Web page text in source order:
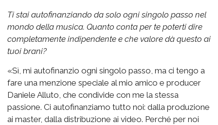
Ti stai autofinanziando da solo ogni singolo passo nel
mondo della musica. Quanto conta per te poterti dire
completamente indipendente e che valore dà questo ai
tuoi brani?
«Sì, mi autofinanzio ogni singolo passo, ma ci tengo a
fare una menzione speciale al mio amico e producer
Daniele Alluto, che condivide con me la stessa
passione. Ci autofinanziamo tutto noi: dalla produzione
ai master, dalla distribuzione ai video. Perché per noi